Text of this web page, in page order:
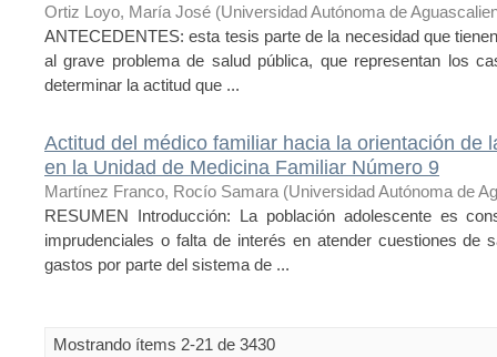
Ortiz Loyo, María José (Universidad Autónoma de
ANTECEDENTES: esta tesis parte de la necesidad que
al grave problema de salud pública, que representan los
determinar la actitud que ...
Actitud del médico familiar hacia la orientación de
en la Unidad de Medicina Familiar Número 9
Martínez Franco, Rocío Samara (Universidad Autónoma de
RESUMEN Introducción: La población adolescente es
imprudenciales o falta de interés en atender cuestiones de
gastos por parte del sistema de ...
Mostrando ítems 2-21 de 3430